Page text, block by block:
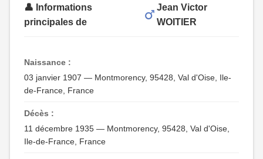
👤 Informations
principales de
Jean Victor
WOITIER
Naissance :
03 janvier 1907 — Montmorency, 95428, Val d'Oise, Ile-
de-France, France
Décès :
11 décembre 1935 — Montmorency, 95428, Val d'Oise,
Ile-de-France, France